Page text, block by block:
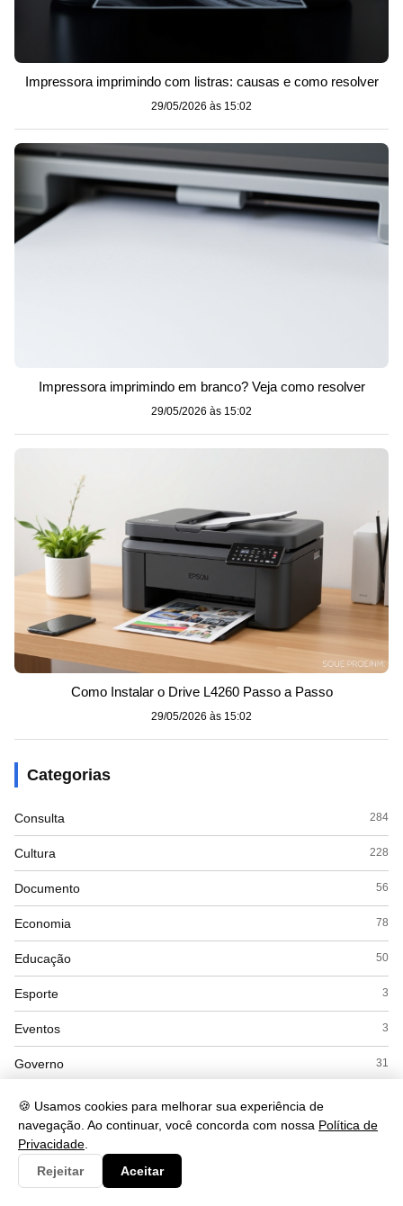
🍪 Usamos cookies para melhorar sua experiência de
navegação. Ao continuar, você concorda com nossa Política de
Privacidade
Rejeitar
Aceitar
Impressora imprimindo com listras: causas e como resolver
29/05/2026 às 15:02
Impressora imprimindo em branco? Veja como resolver
29/05/2026 às 15:02
Como Instalar o Drive L4260 Passo a Passo
29/05/2026 às 15:02
Categorias
Consulta 284
Cultura 228
Documento 56
Economia 78
Educação 50
Esporte 3
Eventos 3
Governo 31
Interpretacao
Saúde 78
Tecnologia